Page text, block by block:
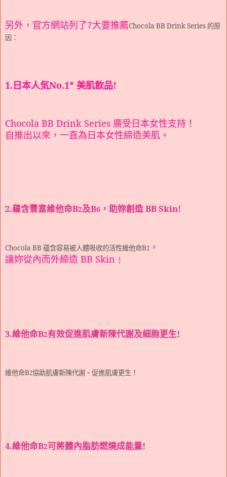
另外，官方網站列了7大要推薦Chocola BB Drink Series 的原
因：
1.日本人気No.1* 美肌飲品!
Chocola BB Drink Series 廣受日本女性支持！
自推出以來，一直為日本女性締造美肌。
2.蘊含豐富維他命B2及B6 ，助妳創造BB Skin!
Chocola BB 蘊含容易被人體吸收的活性維他命B2 ，
讓妳從內而外締造 BB Skin ﹗
3.維他命B2有效促進肌膚新陳代謝及細胞更生!
維他命B2協助肌膚新陳代謝、促進肌膚更生！
4.維他命B2可將體內脂肪燃燒成能量!